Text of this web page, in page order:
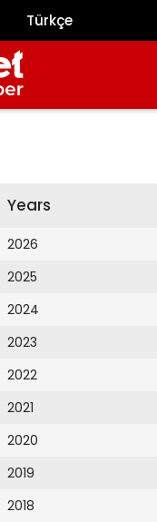
Türkçe
Years
2026
2025
2024
2023
2022
2021
2020
2019
2018